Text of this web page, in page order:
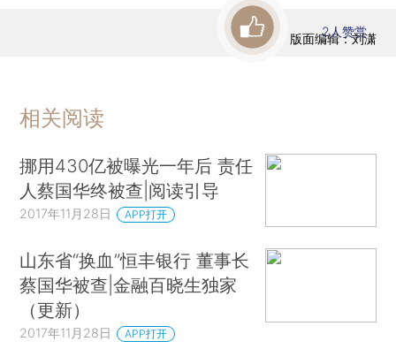
版面编辑：刘潇
2人赞赏
相关阅读
挪用430亿被曝光一年后 责任
人蔡国华终被查|阅读引导
2017年11月28日 APP打开
山东省“换血”恒丰银行 董事长
蔡国华被查|金融百晓生独家
（更新）
2017年11月28日 APP打开